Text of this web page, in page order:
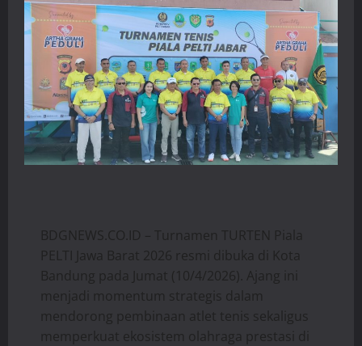
BDGNEWS.CO.ID – Turnamen TURTEN Piala
PELTI Jawa Barat 2026 resmi dibuka di Kota
Bandung pada Jumat (10/4/2026). Ajang ini
menjadi momentum strategis dalam
mendorong pembinaan atlet tenis sekaligus
memperkuat ekosistem olahraga prestasi di